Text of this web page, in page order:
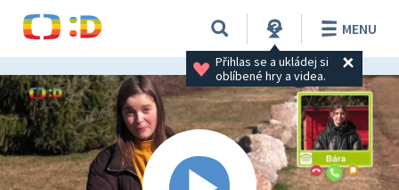
Přihlas se a ukládej si
oblíbené hry a videa.
MENU